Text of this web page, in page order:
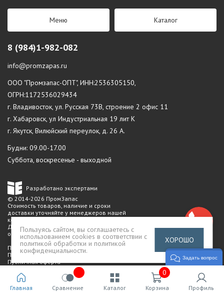
Главная Сравнение Каталог
0
Корзина Профиль
Меню Каталог
8 (984)1-982-082
info@promzapas.ru
ООО "Промзапас-ОПТ", ИНН:2536305150,
ОГРН:1172536029434
г. Владивосток, ул. Русская 73В, строение 2 офис 11
г. Хабаровск, ул Индустриальная 19 лит К
г. Якутск, Вилюйский переулок, д. 26 А.
Будни: 09.00-17.00
Суббота, воскресенье - выходной
Разработано экспертами
© 2014-2026 ПромЗапас
Стоимость товаров, наличие и сроки
доставки уточняйте у менеджеров нашей
компании.
Данный сайт не является публичной
офертой
Политика конфиденциальности
Пользовательское соглашение
Публичная оферта
Пользуясь сайтом, вы соглашаетесь с
использованием cookies в соответствии с
политикой обработки и политикой
конфиденциальности.
ХОРОШО
Задать вопрос